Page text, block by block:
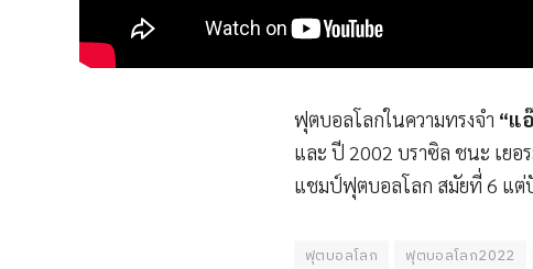
ฟุตบอลโลกในความทรงจำ “แ
และ ปี 2002 บราซิล ชนะ เย
แชมป์ฟุตบอลโลก สมัยที่ 6 แต่
ฟุตบอลโลก ฟุตบอลโลก2022